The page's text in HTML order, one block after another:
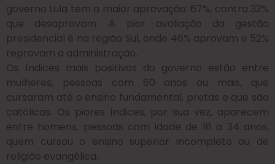
governo Lula tem a maior aprovação: 67%, contra 32%
que desaprovam. A pior avaliação da gestão
presidencial é na região Sul, onde 46% aprovam e 52%
reprovam a administração.
Os índices mais positivos do governo estão entre
mulheres, pessoas com 60 anos ou mais, que
cursaram até o ensino fundamental, pretas e que são
católicas. Os piores índices, por sua vez, aparecem
entre homens, pessoas com idade de 16 a 34 anos,
quem cursou o ensino superior incompleto ou de
religião evangélica.